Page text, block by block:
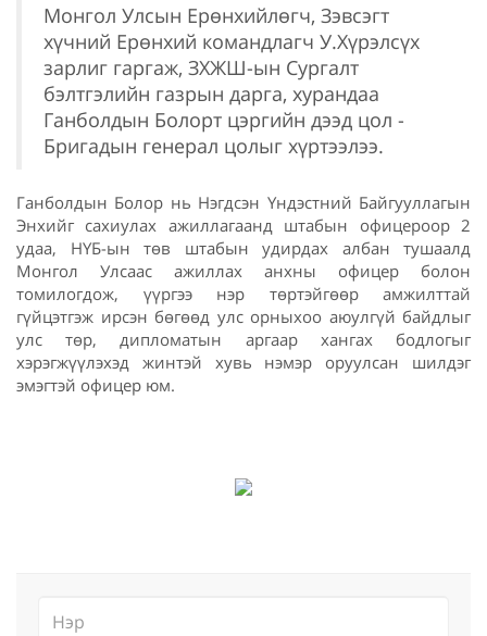
Монгол Улсын Ерөнхийлөгч, Зэвсэгт
хүчний Ерөнхий командлагч У.Хүрэлсүх
зарлиг гаргаж, ЗХЖШ-ын Сургалт
бэлтгэлийн газрын дарга, хурандаа
Ганболдын Болорт цэргийн дээд цол -
Бригадын генерал цолыг хүртээлээ.
Ганболдын Болор нь Нэгдсэн Үндэстний Байгууллагын
Энхийг сахиулах ажиллагаанд штабын офицероор 2
удаа, НҮБ-ын төв штабын удирдах албан тушаалд
Монгол Улсаас ажиллах анхны офицер болон
томилогдож, үүргээ нэр төртэйгөөр амжилттай
гүйцэтгэж ирсэн бөгөөд улс орныхоо аюулгүй байдлыг
улс төр, дипломатын аргаар хангах бодлогыг
хэрэгжүүлэхэд жинтэй хувь нэмэр оруулсан шилдэг
эмэгтэй офицер юм.